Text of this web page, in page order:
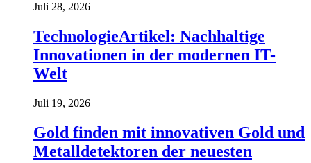
Juli 28, 2026
TechnologieArtikel: Nachhaltige
Innovationen in der modernen IT-
Welt
Juli 19, 2026
Gold finden mit innovativen Gold und
Metalldetektoren der neuesten